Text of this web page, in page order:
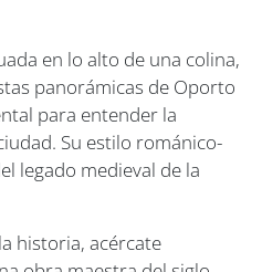
en lo alto de una colina,
panorámicas de Oporto
para entender la
Su estilo románico-
legado medieval de la
historia, acércate